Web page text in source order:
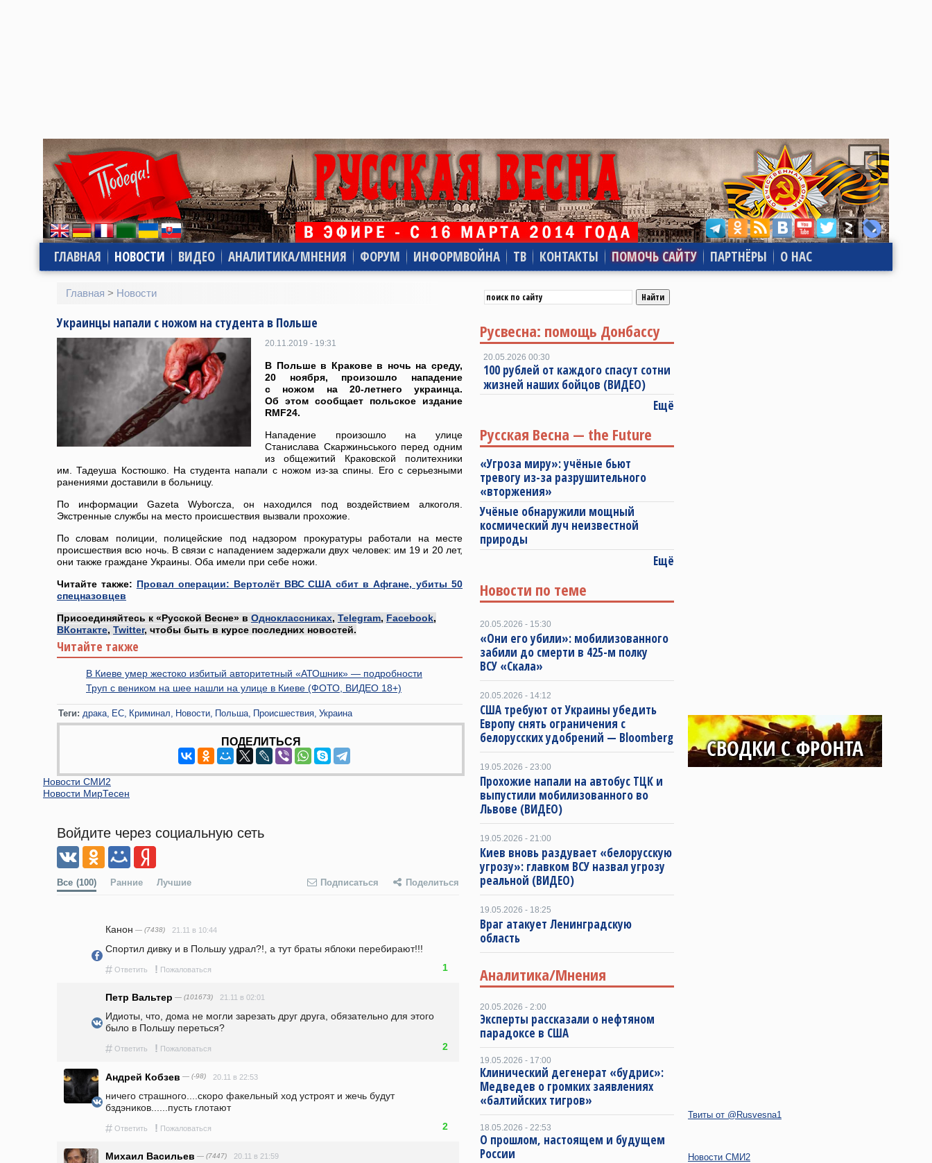
ГЛАВНАЯ НОВОСТИ ВИДЕО АНАЛИТИКА/МНЕНИЯ ФОРУМ ИНФОРМВОЙНА ТВ КОНТАКТЫ ПОМОЧЬ САЙТУ ПАРТНЁРЫ О НАС
Главная > Новости
Украинцы напали с ножом на студента в Польше
20.11.2019 - 19:31
В Польше в Кракове в ночь на среду,
20 ноября, произошло нападение
с ножом на 20-летнего украинца.
Об этом сообщает польское издание
RMF24.
Нападение произошло на улице
Станислава Скаржиньського перед одним
из общежитий Краковской политехники
им. Тадеуша Костюшко. На студента напали с ножом из-за спины. Его с серьезными
ранениями доставили в больницу.
По информации Gazeta Wyborcza, он находился под воздействием алкоголя.
Экстренные службы на место происшествия вызвали прохожие.
По словам полиции, полицейские под надзором прокуратуры работали на месте
происшествия всю ночь. В связи с нападением задержали двух человек: им 19 и 20 лет,
они также граждане Украины. Оба имели при себе ножи.
Читайте также: Провал операции: Вертолёт ВВС США сбит в Афгане, убиты 50
спецназовцев
Присоединяйтесь к «Русской Весне» в Одноклассниках, Telegram, Facebook,
ВКонтакте, Twitter, чтобы быть в курсе последних новостей.
Читайте также
В Киеве умер жестоко избитый авторитетный «АТОшник» — подробности
Труп с веником на шее нашли на улице в Киеве (ФОТО, ВИДЕО 18+)
Теги: драка ЕС Криминал Новости Польша Происшествия Украина
ПОДЕЛИТЬСЯ
Новости СМИ2
Новости МирТесен
Войдите через социальную сеть
Все (100) Ранние Лучшие Подписаться Поделиться
Канон — (7438) 21.11 в 10:44
Спортил дивку и в Польшу удрал?!, а тут браты яблоки перебирают!!!
# Ответить ! Пожаловаться 1
Петр Вальтер — (101673) 21.11 в 02:01
Идиоты, что, дома не могли зарезать друг друга, обязательно для этого
было в Польшу переться?
# Ответить ! Пожаловаться 2
Андрей Кобзев — (-98) 20.11 в 22:53
ничего страшного....скоро факельный ход устроят и жечь будут
бздэников......пусть глотают
# Ответить ! Пожаловаться 2
Михаил Васильев — (7447) 20.11 в 21:59
Русвесна: помощь Донбассу
20.05.2026 00:30
100 рублей от каждого спасут сотни
жизней наших бойцов (ВИДЕО)
Ещё
Русская Весна — the Future
«Угроза миру»: учёные бьют
тревогу из-за разрушительного
«вторжения»
Учёные обнаружили мощный
космический луч неизвестной
природы
Ещё
Новости по теме
20.05.2026 - 15:30
«Они его убили»: мобилизованного
забили до смерти в 425-м полку
ВСУ «Скала»
20.05.2026 - 14:12
США требуют от Украины убедить
Европу снять ограничения с
белорусских удобрений — Bloomberg
19.05.2026 - 23:00
Прохожие напали на автобус ТЦК и
выпустили мобилизованного во
Львове (ВИДЕО)
19.05.2026 - 21:00
Киев вновь раздувает «белорусскую
угрозу»: главком ВСУ назвал угрозу
реальной (ВИДЕО)
19.05.2026 - 18:25
Враг атакует Ленинградскую
область
Аналитика/Мнения
20.05.2026 - 2:00
Эксперты рассказали о нефтяном
парадоксе в США
19.05.2026 - 17:00
Клинический дегенерат «будрис»:
Медведев о громких заявлениях
«балтийских тигров»
18.05.2026 - 22:53
О прошлом, настоящем и будущем
России
Твиты от @Rusvesna1
Новости СМИ2